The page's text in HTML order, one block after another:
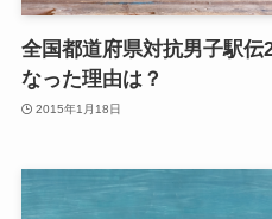
全国都道府県対抗男子駅
なった理由は？
2015年1月18日